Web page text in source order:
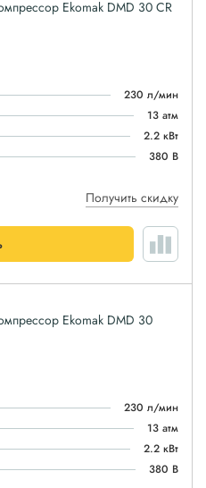
Ekomak DMD 30 CR
230 л/мин
13 атм
2.2 кВт
380 В
Получить скидку
Ekomak DMD 30
230 л/мин
13 атм
2.2 кВт
380 В